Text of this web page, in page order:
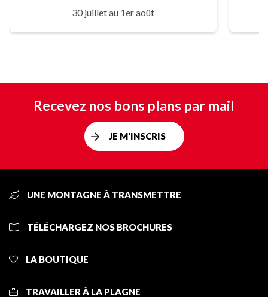
30 juillet au 1er août
Recevez nos bons plans par mail
JE M'INSCRIS
UNE MONTAGNE À TRANSMETTRE
TÉLÉCHARGEZ NOS BROCHURES
LA BOUTIQUE
TRAVAILLER À LA PLAGNE